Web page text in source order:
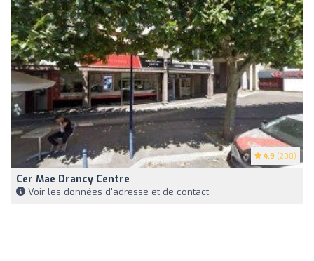
4.9 (200)
Cer Mae Drancy Centre
Voir les données d'adresse et de contact